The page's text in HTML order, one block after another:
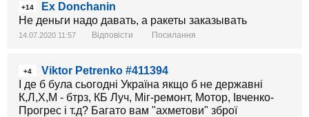
+14
Ex Donchanin
Не деньги надо давать, а ракеты заказывать
14.07.2020 11:57 Відповісти Посилання
+4
Viktor Petrenko #411394
І де б була сьогодні Україна якщо б не державні
К,Л,Х,М - бтрз, КБ Луч, Міг-ремонт, Мотор, Івченко-
Прогрес і т.д? Багато вам "ахметови" зброї